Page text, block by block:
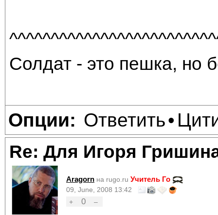
Солдат - это пешка, но
Опции: Ответить•
Re: Для Игоря
Aragorn на rugo.ru Учитель Го
09, June, 2008 13:42
+
0 –